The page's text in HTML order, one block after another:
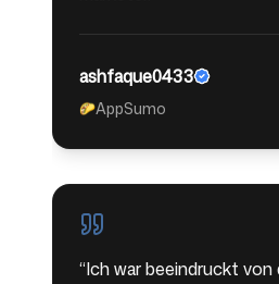
ashfaque0433
🌮AppSumo
“Ich war beeindruckt von